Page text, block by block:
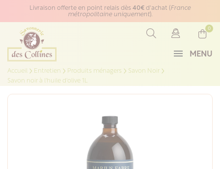
Panneau de gestion des cookies
Livraison offerte en point relais dès 40€ d'achat (France
métropolitaine uniquement).
MENU
0
Accueil Entretien Produits ménagers
Savon Noir
Savon noir à l'huile d'olive 1L